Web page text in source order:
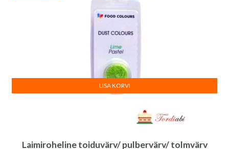
Laimiroheline toiduvärv/ pulbervärv/ tolmvärv
LISA KORVI